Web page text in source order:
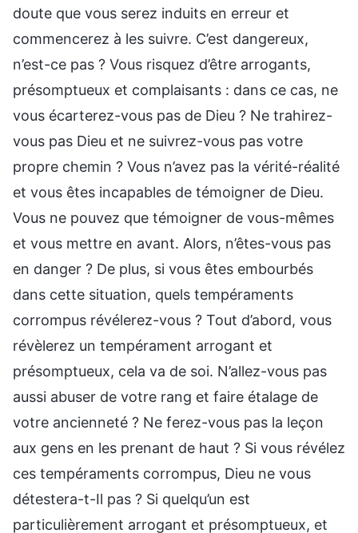
doute que vous serez induits en erreur et
commencerez à les suivre. C’est dangereux,
n’est-ce pas ? Vous risquez d’être arrogants,
présomptueux et complaisants : dans ce cas, ne
vous écarterez-vous pas de Dieu ? Ne trahirez-
vous pas Dieu et ne suivrez-vous pas votre
propre chemin ? Vous n’avez pas la vérité-réalité
et vous êtes incapables de témoigner de Dieu.
Vous ne pouvez que témoigner de vous-mêmes
et vous mettre en avant. Alors, n’êtes-vous pas
en danger ? De plus, si vous êtes embourbés
dans cette situation, quels tempéraments
corrompus révélerez-vous ? Tout d’abord, vous
révèlerez un tempérament arrogant et
présomptueux, cela va de soi. N’allez-vous pas
aussi abuser de votre rang et faire étalage de
votre ancienneté ? Ne ferez-vous pas la leçon
aux gens en les prenant de haut ? Si vous révélez
ces tempéraments corrompus, Dieu ne vous
détestera-t-Il pas ? Si quelqu’un est
particulièrement arrogant et présomptueux, et